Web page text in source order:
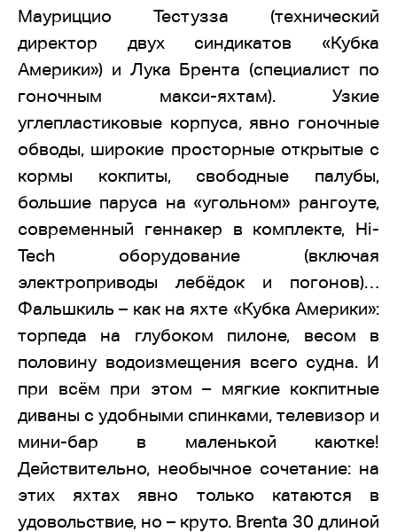
Мауриццио Тестузза (технический
директор двух синдикатов «Кубка
Америки») и Лука Брента (специалист по
гоночным макси-яхтам). Узкие
углепластиковые корпуса, явно гоночные
обводы, широкие просторные открытые с
кормы кокпиты, свободные палубы,
большие паруса на «угольном» рангоуте,
современный геннакер в комплекте, Hi-
Tech оборудование (включая
электроприводы лебёдок и погонов)…
Фальшкиль – как на яхте «Кубка Америки»:
торпеда на глубоком пилоне, весом в
половину водоизмещения всего судна. И
при всём при этом – мягкие кокпитные
диваны с удобными спинками, телевизор и
мини-бар в маленькой каютке!
Действительно, необычное сочетание: на
этих яхтах явно только катаются в
удовольствие, но – круто. Brenta 30 длиной